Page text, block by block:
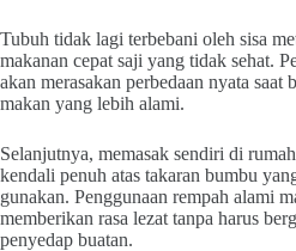
Tubuh tidak lagi terbebani oleh sisa
makanan cepat saji yang tidak sehat.
akan merasakan perbedaan nyata saat
makan yang lebih alami.
Selanjutnya, memasak sendiri di
kendali penuh atas takaran bumbu
gunakan. Penggunaan rempah alami
memberikan rasa lezat tanpa harus
penyedap buatan.